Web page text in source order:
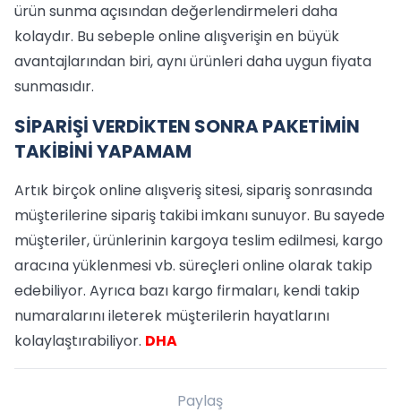
ürün sunma açısından değerlendirmeleri daha
kolaydır. Bu sebeple online alışverişin en büyük
avantajlarından biri, aynı ürünleri daha uygun fiyata
sunmasıdır.
SİPARİŞİ VERDİKTEN SONRA PAKETİMİN
TAKİBİNİ YAPAMAM
Artık birçok online alışveriş sitesi, sipariş sonrasında
müşterilerine sipariş takibi imkanı sunuyor. Bu sayede
müşteriler, ürünlerinin kargoya teslim edilmesi, kargo
aracına yüklenmesi vb. süreçleri online olarak takip
edebiliyor. Ayrıca bazı kargo firmaları, kendi takip
numaralarını ileterek müşterilerin hayatlarını
kolaylaştırabiliyor. DHA
Paylaş